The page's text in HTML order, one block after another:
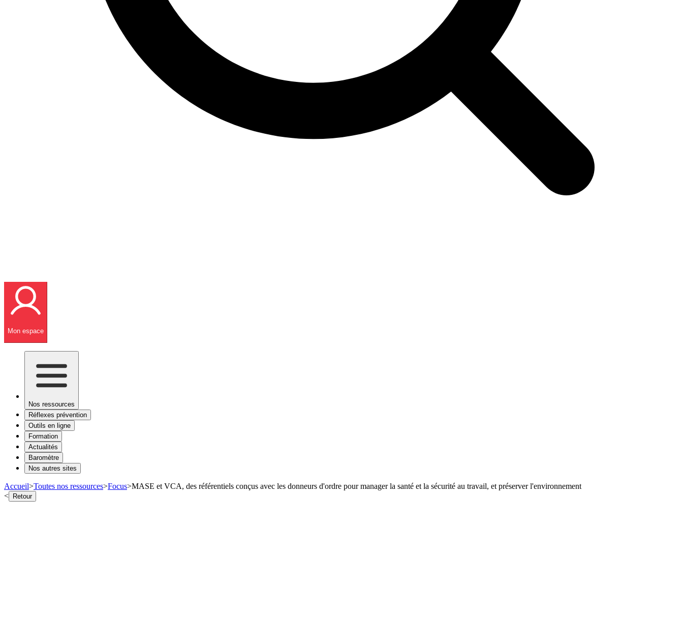
Mon espace
Nos ressources
Réflexes prévention
Outils en ligne
Formation
Actualités
Baromètre
Nos autres sites
Accueil>Toutes nos ressources>Focus>MASE et VCA, des référentiels conçus avec les donneurs d'ordre pour manager la santé et la sécurité au travail, et préserver l'environnement
< Retour